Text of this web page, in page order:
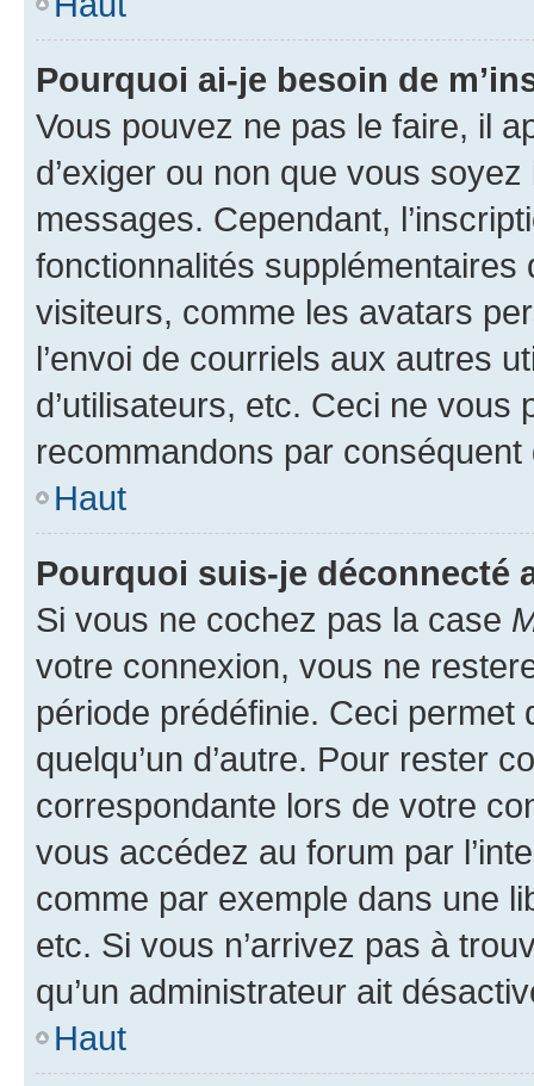
Pourquoi ai-je besoin de
Vous pouvez ne pas le faire, il
d’exiger ou non que vous
messages. Cependant,
fonctionnalités
visiteurs, comme les avatars
l’envoi de courriels aux autres
d’utilisateurs, etc. Ceci ne vous
recommandons par conséquent
Haut
Pourquoi suis-je déconnecté
Si vous ne cochez pas la case
votre connexion, vous ne
période prédéfinie. Ceci permet
quelqu’un d’autre. Pour rester
correspondante lors de votre
vous accédez au forum par
comme par exemple dans une
etc. Si vous n’arrivez pas à
qu’un administrateur ait
Haut